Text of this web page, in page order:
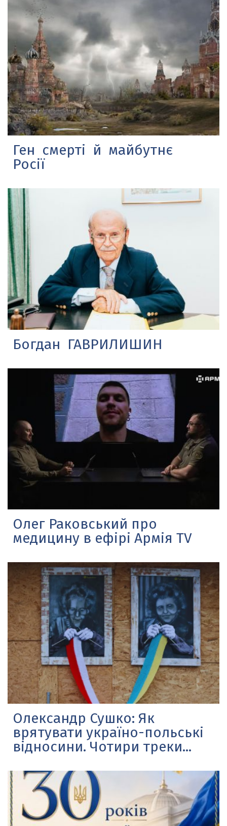
Ген смерті й майбутнє
Росії
Богдан ГАВРИЛИШИН
Олег Раковський про
медицину в ефірі Армія TV
Олександр Сушко: Як
врятувати україно-польські
відносини. Чотири треки...